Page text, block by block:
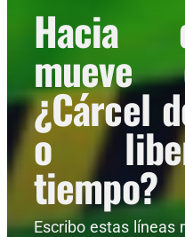
Hacia
mueve
¿Cárcel
o
tiempo?
Escribo estas líneas